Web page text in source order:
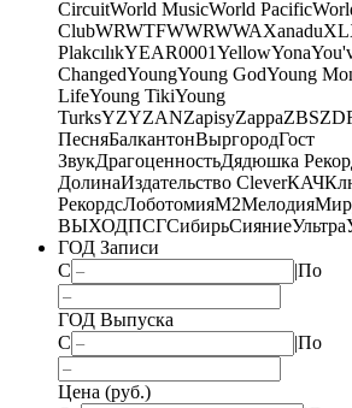
CircuitWorld MusicWorld Pacific
ClubWRWTFWWRWWAXanaduXL
PlakcılıkYEAR0001YellowYona
ChangedYoungYoung GodYoung
LifeYoung TikiYoung
TurksYZYZANZapisyZappaZBS
ПесняБалкантонВыргородГост
ЗвукДрагоценностьДядюшка
ДолинаИздательство CleverКАЧ
РекордсЛоботомияМ2Мелодия
ВЫХОДПСГСибирьСияниеУльтра
ГОД Записи
С
|По
ГОД Выпуска
С
|По
Цена (руб.)